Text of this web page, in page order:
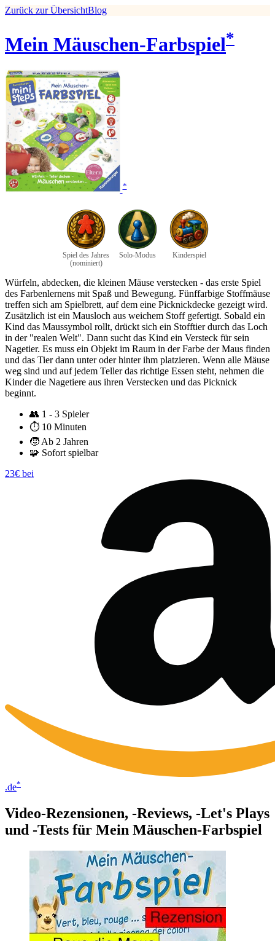
Zurück zur ÜbersichtBlog
Mein Mäuschen-Farbspiel*
*
Spiel des Jahres
(nominiert)
Solo-Modus Kinderspiel
Würfeln, abdecken, die kleinen Mäuse verstecken - das erste Spiel
des Farbenlernens mit Spaß und Bewegung. Fünffarbige Stoffmäuse
treffen sich am Spielbrett, auf dem eine Picknickdecke gezeigt wird.
Zusätzlich ist ein Mausloch aus weichem Stoff gefertigt. Sobald ein
Kind das Maussymbol rollt, drückt sich ein Stofftier durch das Loch
in der "realen Welt". Dann sucht das Kind ein Versteck für sein
Nagetier. Es muss ein Objekt im Raum in der Farbe der Maus finden
und das Tier dann unter oder hinter ihm platzieren. Wenn alle Mäuse
weg sind und auf jedem Teller das richtige Essen steht, nehmen die
Kinder die Nagetiere aus ihren Verstecken und das Picknick
beginnt.
👥 1 - 3 Spieler
⏱️ 10 Minuten
🧒 Ab 2 Jahren
🧩 Sofort spielbar
23€ bei
.de*
Video-Rezensionen, -Reviews, -Let's Plays
und -Tests für Mein Mäuschen-Farbspiel